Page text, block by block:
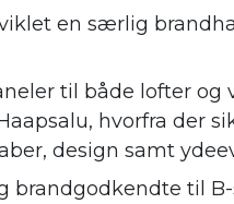
en særlig
til både lofter
hvorfra der
design samt
brandgodkendte til